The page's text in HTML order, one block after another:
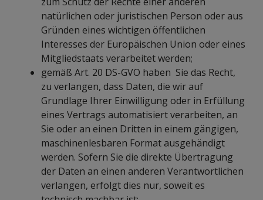
natürlichen oder juristischen Person oder aus
Gründen eines wichtigen öffentlichen
Interesses der Europäischen Union oder eines
Mitgliedstaats verarbeitet werden;
gemäß Art. 20 DS-GVO haben Sie das Recht,
zu verlangen, dass Daten, die wir auf
Grundlage Ihrer Einwilligung oder in Erfüllung
eines Vertrags automatisiert verarbeiten, an
Sie oder an einen Dritten in einem gängigen,
maschinenlesbaren Format ausgehändigt
werden. Sofern Sie die direkte Übertragung
der Daten an einen anderen Verantwortlichen
verlangen, erfolgt dies nur, soweit es